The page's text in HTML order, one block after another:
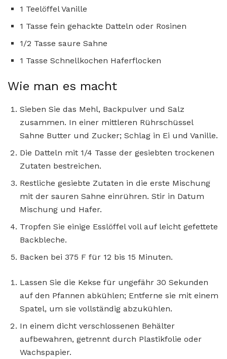
1 Teelöffel Vanille
1 Tasse fein gehackte Datteln oder Rosinen
1/2 Tasse saure Sahne
1 Tasse Schnellkochen Haferflocken
Wie man es macht
Sieben Sie das Mehl, Backpulver und Salz
zusammen. In einer mittleren Rührschüssel
Sahne Butter und Zucker; Schlag in Ei und Vanille.
Die Datteln mit 1/4 Tasse der gesiebten trockenen
Zutaten bestreichen.
Restliche gesiebte Zutaten in die erste Mischung
mit der sauren Sahne einrühren. Stir in Datum
Mischung und Hafer.
Tropfen Sie einige Esslöffel voll auf leicht gefettete
Backbleche.
Backen bei 375 F für 12 bis 15 Minuten.
Lassen Sie die Kekse für ungefähr 30 Sekunden
auf den Pfannen abkühlen; Entferne sie mit einem
Spatel, um sie vollständig abzukühlen.
In einem dicht verschlossenen Behälter
aufbewahren, getrennt durch Plastikfolie oder
Wachspapier.